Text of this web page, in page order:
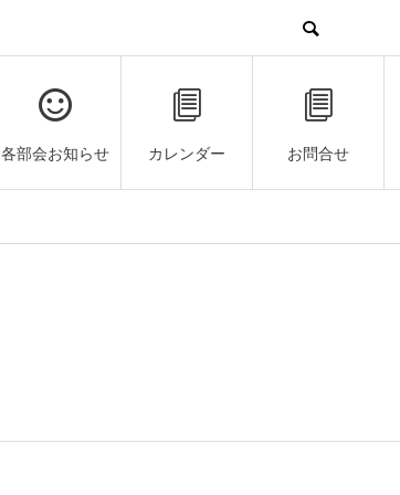
各部会お知らせ カレンダー お問合せ